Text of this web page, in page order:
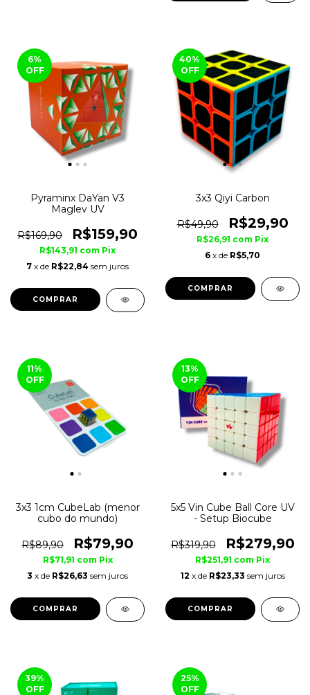
6%
OFF
Pyraminx DaYan V3
Maglev UV
R$169,90 R$159,90
R$143,91 com Pix
7 x de R$22,84 sem juros
40%
OFF
3x3 Qiyi Carbon
R$49,90 R$29,90
R$26,91 com Pix
6 x de R$5,70
11%
OFF
3x3 1cm CubeLab (menor
cubo do mundo)
R$89,90 R$79,90
R$71,91 com Pix
3 x de R$26,63 sem juros
13%
OFF
5x5 Vin Cube Ball Core UV
- Setup Biocube
R$319,90 R$279,90
R$251,91 com Pix
12 x de R$23,33 sem juros
COMPRAR
39%
OFF
25%
OFF